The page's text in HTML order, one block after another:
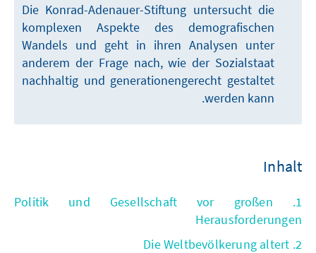
Die Konrad-Adenauer-Stiftung untersucht die
komplexen Aspekte des demografischen
Wandels und geht in ihren Analysen unter
anderem der Frage nach, wie der Sozialstaat
nachhaltig und generationengerecht gestaltet
werden kann.
Inhalt
1. Politik und Gesellschaft vor großen
Herausforderungen
2. Die Weltbevölkerung altert